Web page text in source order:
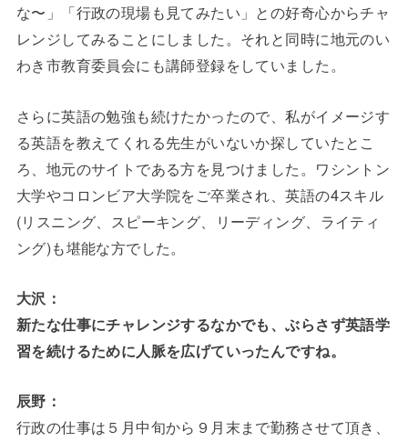
な〜」「行政の現場も見てみたい」との好奇心からチャ
レンジしてみることにしました。それと同時に地元のい
わき市教育委員会にも講師登録をしていました。
さらに英語の勉強も続けたかったので、私がイメージす
る英語を教えてくれる先生がいないか探していたとこ
ろ、地元のサイトである方を見つけました。ワシントン
大学やコロンビア大学院をご卒業され、英語の4スキル
(リスニング、スピーキング、リーディング、ライティ
ング)も堪能な方でした。
大沢：
新たな仕事にチャレンジするなかでも、ぶらさず英語学
習を続けるために人脈を広げていったんですね。
辰野：
行政の仕事は５月中旬から９月末まで勤務させて頂き、